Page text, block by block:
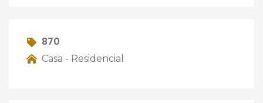
870
Casa - Residencial